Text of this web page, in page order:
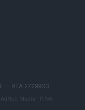
— REA 2729933
AdHub Media · P.IVA